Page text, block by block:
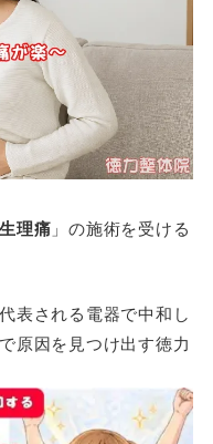
生理痛 」の施術を受ける
表される電器で中和し
原因を見つけ出す徳力